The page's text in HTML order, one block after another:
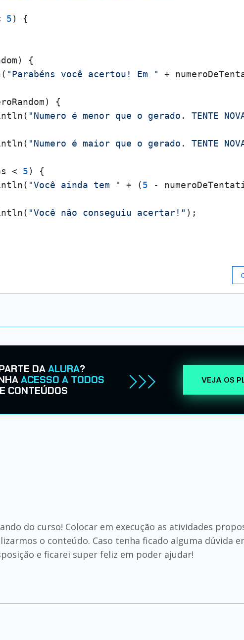
5) {
{
"Parabéns você acertou! Em " +
{
"Numero é menor que o gerado. TENTE
"Numero é maior que o gerado. TENTE
< 5) {
"Você ainda tem " + (5 -
"Você não conseguiu acertar!" );
DAALURA?
ACESSO A TODOS
E CONTEÚDOS
VEJA OS
do curso! Colocar em execução as atividades
o conteúdo. Caso tenha ficado alguma dúvida
e ficarei super feliz em poder ajudar!